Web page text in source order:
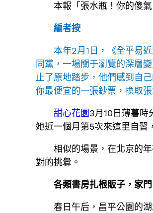
本報「張水瓶！你的傻
編者按
本年2月1日，《全平易
同黨，一場關于瀏覽的深層
止了原地踏步，他們感到自
你最便宜的一張鈔票，換取
甜心花園3月10日薄暮時
她近一個月第5次來這里自習
相似的場景，在北京的
對的挑釁。
各類書房扎根販子，家
春日午后，昌平公園的